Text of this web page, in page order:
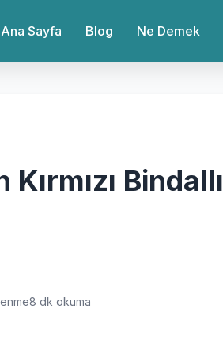
Ana Sayfa Blog Ne Demek
Bindallı
8 dk okuma